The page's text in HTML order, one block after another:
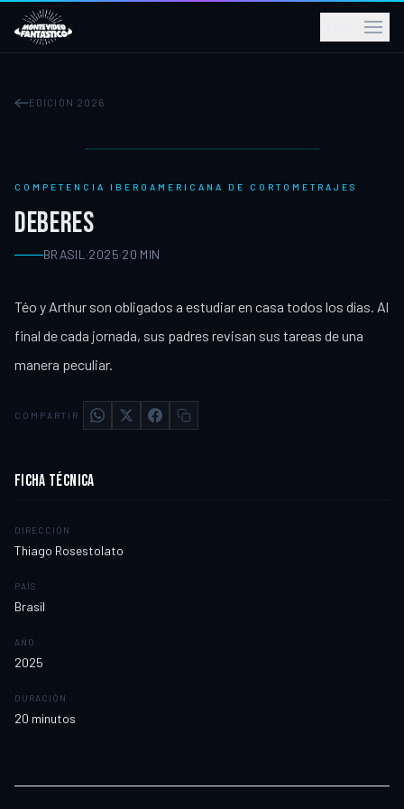
EDICIÓN 2026
COMPETENCIA IBEROAMERICANA DE CORTOMETRAJES
DEBERES
BRASIL ·2025·20 MIN
Téo y Arthur son obligados a estudiar en casa todos los días. Al
final de cada jornada, sus padres revisan sus tareas de una
manera peculiar.
COMPARTIR
FICHA TÉCNICA
DIRECCIÓN
Thiago Rosestolato
PAÍS
Brasil
AÑO
2025
DURACIÓN
20 minutos